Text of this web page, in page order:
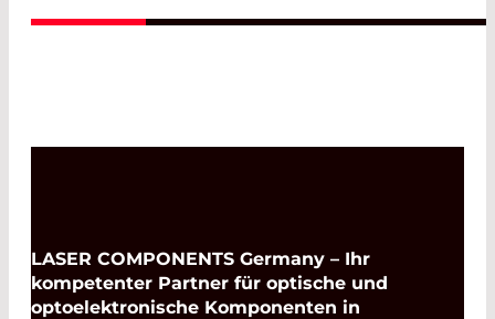
LASER COMPONENTS Germany – Ihr
kompetenter Partner für optische und
optoelektronische Komponenten in